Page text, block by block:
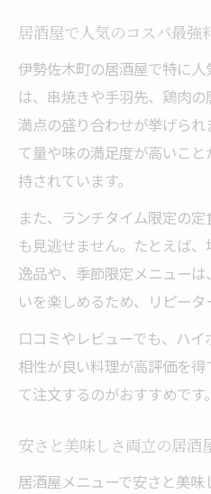
居酒屋で人気のコスパ最強
伊勢佐木町の居酒屋で特に
は、串焼きや手羽先、鶏肉
満点の盛り合わせが挙げら
て量や味の満足度が高いこ
持されています。
また、ランチタイム限定の
も見逃せません。たとえば
逸品や、季節限定メニュー
いを楽しめるため、リピータ
口コミやレビューでも、ハ
相性が良い料理が高評価を
て注文するのがおすすめです。
安さと美味しさ両立の居酒
居酒屋メニューで安さと美